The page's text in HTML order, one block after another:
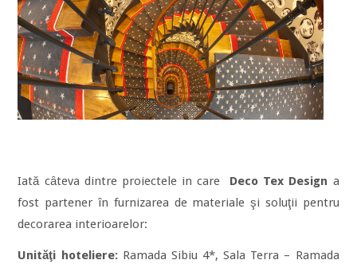
Iată cȃteva dintre proiectele in care Deco Tex Design a
fost partener în furnizarea de materiale şi soluţii pentru
decorarea interioarelor:
Unităţi hoteliere:Ramada Sibiu 4*, Sala Terra – Ramada